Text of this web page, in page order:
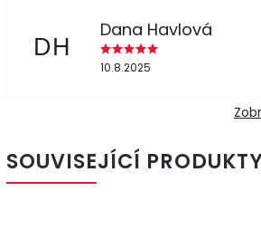
DH
Dana Havlová
10.8.2025
SOUVISEJÍCÍ